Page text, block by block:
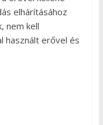
elhárításához
nem kell
használt erővel és